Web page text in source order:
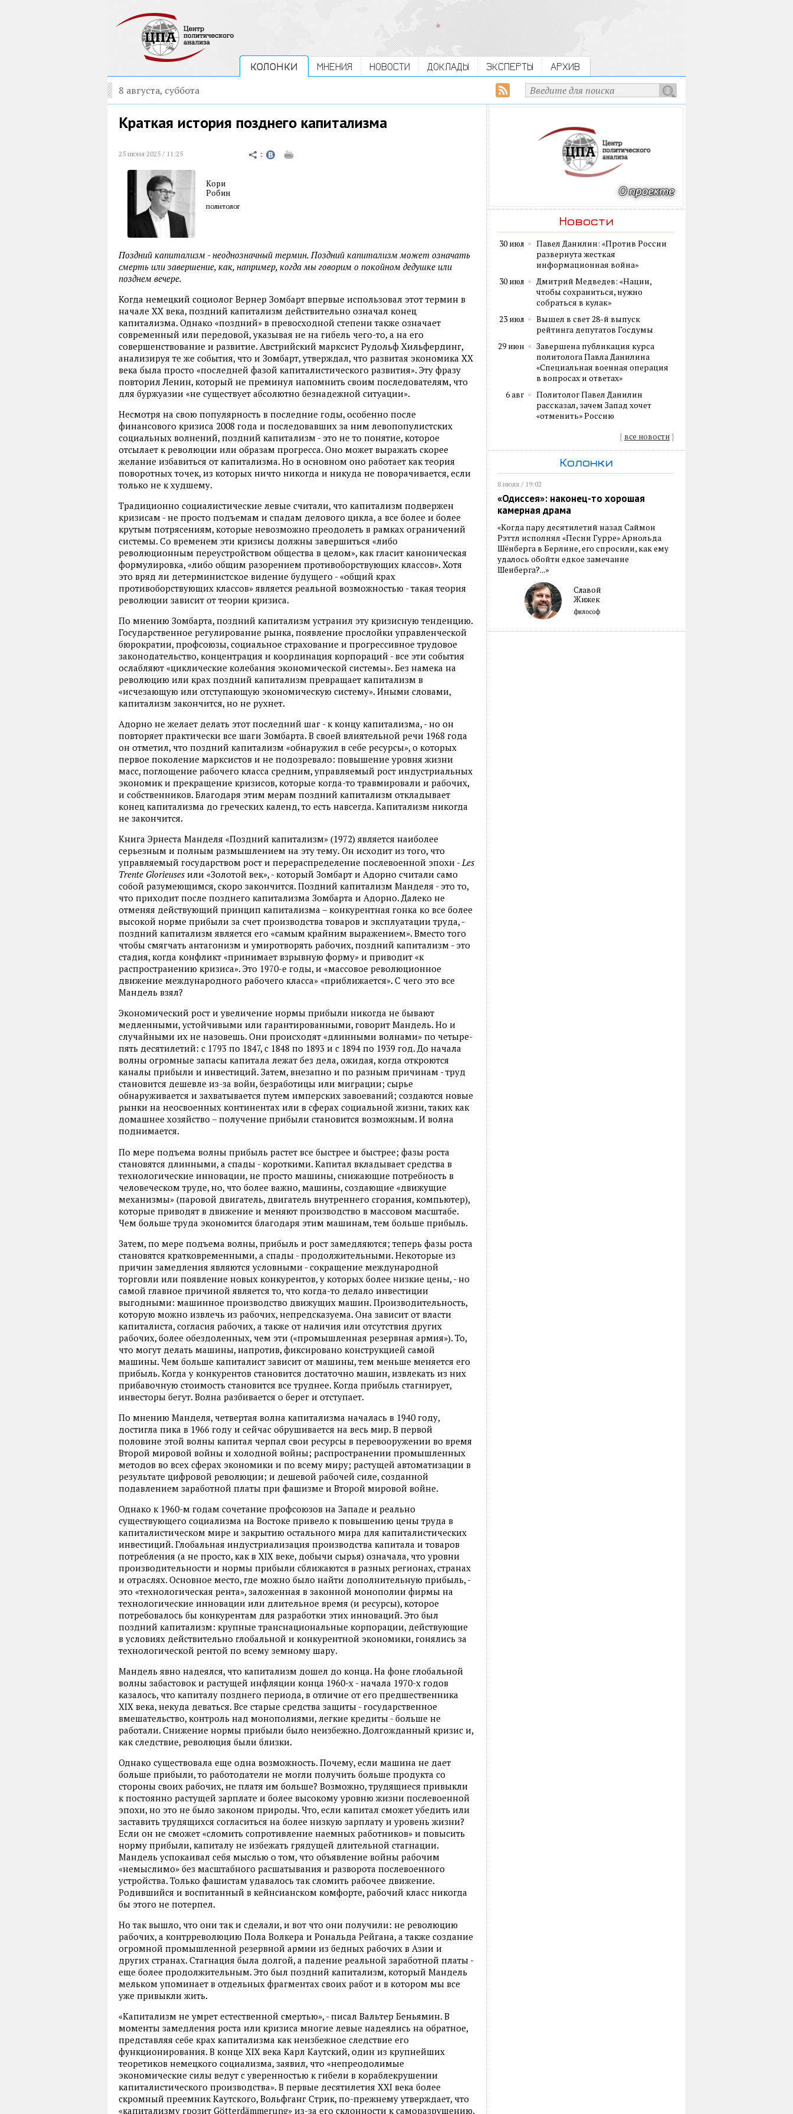
КОЛОНКИ МНЕНИЯ НОВОСТИ ДОКЛАДЫ ЭКСПЕРТЫ АРХИВ
8 августа, суббота
Краткая история позднего капитализма
25 июня 2025 / 11:25
Кори
Робин
политолог
Поздний капитализм - неоднозначный термин. Поздний капитализм может означать
смерть или завершение, как, например, когда мы говорим о покойном дедушке или
позднем вечере.
Когда немецкий социолог Вернер Зомбарт впервые использовал этот термин в
начале ХХ века, поздний капитализм действительно означал конец
капитализма. Однако «поздний» в превосходной степени также означает
современный или передовой, указывая не на гибель чего-то, а на его
совершенствование и развитие. Австрийский марксист Рудольф Хильфердинг,
анализируя те же события, что и Зомбарт, утверждал, что развитая экономика ХХ
века была просто «последней фазой капиталистического развития». Эту фразу
повторил Ленин, который не преминул напомнить своим последователям, что
для буржуазии «не существует абсолютно безнадежной ситуации».
Несмотря на свою популярность в последние годы, особенно после
финансового кризиса 2008 года и последовавших за ним левопопулистских
социальных волнений, поздний капитализм - это не то понятие, которое
отсылает к революции или образам прогресса. Оно может выражать скорее
желание избавиться от капитализма. Но в основном оно работает как теория
поворотных точек, из которых ничто никогда и никуда не поворачивается, если
только не к худшему.
Традиционно социалистические левые считали, что капитализм подвержен
кризисам - не просто подъемам и спадам делового цикла, а все более и более
крутым потрясениям, которые невозможно преодолеть в рамках ограничений
системы. Со временем эти кризисы должны завершиться «либо
революционным переустройством общества в целом», как гласит каноническая
формулировка, «либо общим разорением противоборствующих классов». Хотя
это вряд ли детерминистское видение будущего - «общий крах
противоборствующих классов» является реальной возможностью - такая теория
революции зависит от теории кризиса.
По мнению Зомбарта, поздний капитализм устранил эту кризисную тенденцию.
Государственное регулирование рынка, появление прослойки управленческой
бюрократии, профсоюзы, социальное страхование и прогрессивное трудовое
законодательство, концентрация и координация корпораций - все эти события
ослабляют «циклические колебания экономической системы». Без намека на
революцию или крах поздний капитализм превращает капитализм в
«исчезающую или отступающую экономическую систему». Иными словами,
капитализм закончится, но не рухнет.
Адорно не желает делать этот последний шаг - к концу капитализма, - но он
повторяет практически все шаги Зомбарта. В своей влиятельной речи 1968 года
он отметил, что поздний капитализм «обнаружил в себе ресурсы», о которых
первое поколение марксистов и не подозревало: повышение уровня жизни
масс, поглощение рабочего класса средним, управляемый рост индустриальных
экономик и прекращение кризисов, которые когда-то травмировали и рабочих,
и собственников. Благодаря этим мерам поздний капитализм откладывает
конец капитализма до греческих календ, то есть навсегда. Капитализм никогда
не закончится.
Книга Эрнеста Манделя «Поздний капитализм» (1972) является наиболее
серьезным и полным размышлением на эту тему. Он исходит из того, что
управляемый государством рост и перераспределение послевоенной эпохи -Les
Trente Glorieuses или «Золотой век», - который Зомбарт и Адорно считали само
собой разумеющимся, скоро закончится. Поздний капитализм Манделя - это то,
что приходит после позднего капитализма Зомбарта и Адорно. Далеко не
отменяя действующий принцип капитализма – конкурентная гонка ко все более
высокой норме прибыли за счет производства товаров и эксплуатации труда, -
поздний капитализм является его «самым крайним выражением». Вместо того
чтобы смягчать антагонизм и умиротворять рабочих, поздний капитализм - это
стадия, когда конфликт «принимает взрывную форму» и приводит «к
распространению кризиса». Это 1970-е годы, и «массовое революционное
движение международного рабочего класса» «приближается». С чего это все
Мандель взял?
Экономический рост и увеличение нормы прибыли никогда не бывают
медленными, устойчивыми или гарантированными, говорит Мандель. Но и
случайными их не назовешь. Они происходят «длинными волнами» по четыре-
пять десятилетий: с 1793 по 1847, с 1848 по 1893 и с 1894 по 1939 год. До начала
волны огромные запасы капитала лежат без дела, ожидая, когда откроются
каналы прибыли и инвестиций. Затем, внезапно и по разным причинам - труд
становится дешевле из-за войн, безработицы или миграции; сырье
обнаруживается и захватывается путем имперских завоеваний; создаются новые
рынки на неосвоенных континентах или в сферах социальной жизни, таких как
домашнее хозяйство – получение прибыли становится возможным. И волна
поднимается.
По мере подъема волны прибыль растет все быстрее и быстрее; фазы роста
становятся длинными, а спады - короткими. Капитал вкладывает средства в
технологические инновации, не просто машины, снижающие потребность в
человеческом труде, но, что более важно, машины, создающие «движущие
механизмы» (паровой двигатель, двигатель внутреннего сгорания, компьютер),
которые приводят в движение и меняют производство в массовом масштабе.
Чем больше труда экономится благодаря этим машинам, тем больше прибыль.
Затем, по мере подъема волны, прибыль и рост замедляются; теперь фазы роста
становятся кратковременными, а спады - продолжительными. Некоторые из
причин замедления являются условными - сокращение международной
торговли или появление новых конкурентов, у которых более низкие цены, - но
самой главное причиной является то, что когда-то делало инвестиции
выгодными: машинное производство движущих машин. Производительность,
которую можно извлечь из рабочих, непредсказуема. Она зависит от власти
капиталиста, согласия рабочих, а также от наличия или отсутствия других
рабочих, более обездоленных, чем эти («промышленная резервная армия»). То,
что могут делать машины, напротив, фиксировано конструкцией самой
машины. Чем больше капиталист зависит от машины, тем меньше меняется его
прибыль. Когда у конкурентов становится достаточно машин, извлекать из них
прибавочную стоимость становится все труднее. Когда прибыль стагнирует,
инвесторы бегут. Волна разбивается о берег и отступает.
По мнению Манделя, четвертая волна капитализма началась в 1940 году,
достигла пика в 1966 году и сейчас обрушивается на весь мир. В первой
половине этой волны капитал черпал свои ресурсы в перевооружении во время
Второй мировой войны и холодной войны; распространении промышленных
методов во всех сферах экономики и по всему миру; растущей автоматизации в
результате цифровой революции; и дешевой рабочей силе, созданной
подавлением заработной платы при фашизме и Второй мировой войне.
Однако к 1960-м годам сочетание профсоюзов на Западе и реально
существующего социализма на Востоке привело к повышению цены труда в
капиталистическом мире и закрытию остального мира для капиталистических
инвестиций. Глобальная индустриализация производства капитала и товаров
потребления (а не просто, как в XIX веке, добычи сырья) означала, что уровни
производительности и нормы прибыли сближаются в разных регионах, странах
и отраслях. Основное место, где можно было найти дополнительную прибыль, -
это «технологическая рента», заложенная в законной монополии фирмы на
технологические инновации или длительное время (и ресурсы), которое
потребовалось бы конкурентам для разработки этих инноваций. Это был
поздний капитализм: крупные транснациональные корпорации, действующие
в условиях действительно глобальной и конкурентной экономики, гонялись за
технологической рентой по всему земному шару.
Мандель явно надеялся, что капитализм дошел до конца. На фоне глобальной
волны забастовок и растущей инфляции конца 1960-х - начала 1970-х годов
казалось, что капиталу позднего периода, в отличие от его предшественника
XIX века, некуда деваться. Все старые средства защиты - государственное
вмешательство, контроль над монополиями, легкие кредиты - больше не
работали. Снижение нормы прибыли было неизбежно. Долгожданный кризис и,
как следствие, революция были близки.
Однако существовала еще одна возможность. Почему, если машина не дает
больше прибыли, то работодатели не могли получить больше продукта со
стороны своих рабочих, не платя им больше? Возможно, трудящиеся привыкли
к постоянно растущей зарплате и более высокому уровню жизни послевоенной
эпохи, но это не было законом природы. Что, если капитал сможет убедить или
заставить трудящихся согласиться на более низкую зарплату и уровень жизни?
Если он не сможет «сломить сопротивление наемных работников» и повысить
норму прибыли, капиталу не избежать грядущей длительной стагнации.
Мандель успокаивал себя мыслью о том, что объявление войны рабочим
«немыслимо» без масштабного расшатывания и разворота послевоенного
устройства. Только фашистам удавалось так сломить рабочее движение.
Родившийся и воспитанный в кейнсианском комфорте, рабочий класс никогда
бы этого не потерпел.
Но так вышло, что они так и сделали, и вот что они получили: не революцию
рабочих, а контрреволюцию Пола Волкера и Рональда Рейгана, а также создание
огромной промышленной резервной армии из бедных рабочих в Азии и
других странах. Стагнация была долгой, а падение реальной заработной платы -
еще более продолжительным. Это был поздний капитализм, который Мандель
мельком упоминает в отдельных фрагментах своих работ и в котором мы все
уже привыкли жить.
«Капитализм не умрет естественной смертью», - писал Вальтер Беньямин. В
моменты замедления роста или кризиса многие левые надеялись на обратное,
представляя себе крах капитализма как неизбежное следствие его
функционирования. В конце XIX века Карл Каутский, один из крупнейших
теоретиков немецкого социализма, заявил, что «непреодолимые
экономические силы ведут с уверенностью к гибели в кораблекрушении
капиталистического производства». В первые десятилетия XXI века более
скромный преемник Каутского, Вольфганг Стрик, по-прежнему утверждает, что
«капитализму грозит Götterdämmerung» из-за его склонности к саморазрушению.
Новости
30 июл
Павел Данилин: «Против России
развернута жесткая
информационная война»
30 июл
Дмитрий Медведев: «Нации,
чтобы сохраниться, нужно
собраться в кулак»
23 июл
Вышел в свет 28-й выпуск
рейтинга депутатов Госдумы
29 июн
Завершена публикация курса
политолога Павла Данилина
«Специальная военная операция
в вопросах и ответах»
6 авг
Политолог Павел Данилин
рассказал, зачем Запад хочет
«отменить» Россию
{ все новости}
Колонки
8 июля / 19:02
«Одиссея»: наконец-то хорошая
камерная драма
«Когда пару десятилетий назад Саймон
Рэттл исполнял «Песни Гурре» Арнольда
Шёнберга в Берлине, его спросили, как ему
удалось обойти едкое замечание
Шенберга?...»
Славой
Жижек
философ